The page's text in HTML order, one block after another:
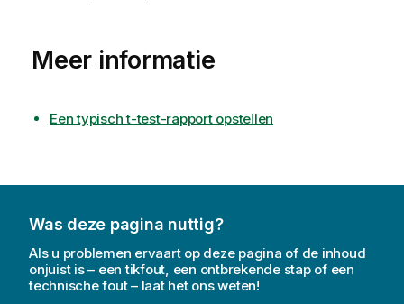
Meer informatie
Een typisch t-test-rapport opstellen
Was deze pagina nuttig?
Als u problemen ervaart op deze pagina of de inhoud
onjuist is – een tikfout, een ontbrekende stap of een
technische fout – laat het ons weten!